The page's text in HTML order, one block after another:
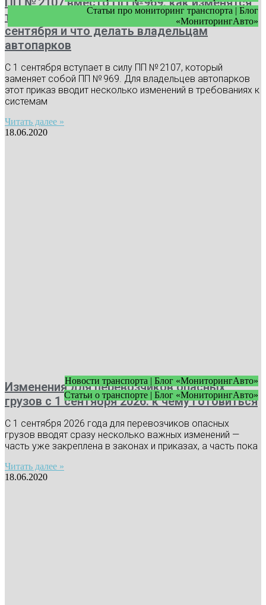
Статьи про мониторинг транспорта | Блог
«МониторингАвто»
требования к видеонаблюдению с 1
сентября и что делать владельцам
автопарков
С 1 сентября вступает в силу ПП № 2107, который
заменяет собой ПП № 969. Для владельцев автопарков
этот приказ вводит несколько изменений в требованиях к
системам
Читать далее »
18.06.2020
Новости транспорта | Блог «МониторингАвто»
Статьи о транспорте | Блог «МониторингАвто»
Изменения для перевозчиков опасных
грузов с 1 сентября 2026: к чему готовиться
С 1 сентября 2026 года для перевозчиков опасных
грузов вводят сразу несколько важных изменений —
часть уже закреплена в законах и приказах, а часть пока
Читать далее »
18.06.2020